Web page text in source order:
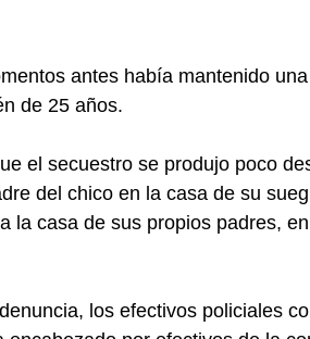
antes había mantenido
de 25 años.
el secuestro se produjo poco
del chico en la casa de su
la casa de sus propios padres,
los efectivos policiales